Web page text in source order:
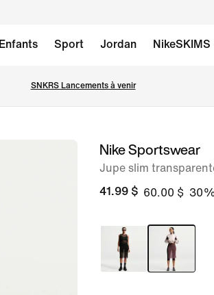
Enfants Sport Jordan NikeSKIMS
SNKRS Lancements à venir
image 1Nike Sportswear
Jupe slim
41.99 $ 60.00 $